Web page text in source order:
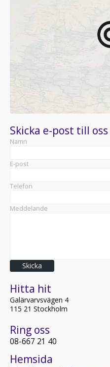
Skicka e-post till oss
Namn
E-post
Telefon
Meddelande
Skicka
Hitta hit
Galärvarvsvägen 4
115 21 Stockholm
Ring oss
08-667 21 40
Hemsida